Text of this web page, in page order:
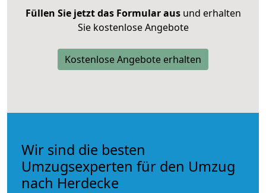
Füllen Sie jetzt das Formular ausund erhalten
Sie kostenlose Angebote
Kostenlose Angebote erhalten
Wir sind die besten
Umzugsexperten für den Umzug
nach Herdecke